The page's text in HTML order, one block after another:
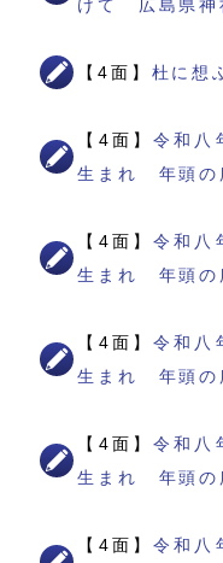
けて 広島県神
【4面】 杜に想
【4面】令和
生まれ 年頭の
【4面】令和
生まれ 年頭の
【4面】令和
生まれ 年頭の
【4面】令和
生まれ 年頭の
【4面】令和